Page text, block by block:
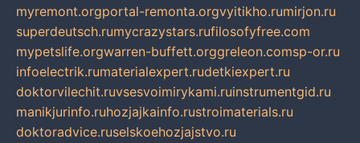
myremont.orgportal-remonta.orgvyitikho.rumirjon.ru
superdeutsch.rumycrazystars.rufilosofyfree.com
mypetslife.orgwarren-buffett.orggreleon.comsp-or.ru
infoelectrik.rumaterialexpert.rudetkiexpert.ru
doktorvilechit.ruvsesvoimirykami.ruinstrumentgid.ru
manikjurinfo.ruhozjajkainfo.rustroimaterials.ru
doktoradvice.ruselskoehozjajstvo.ru